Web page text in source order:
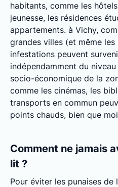
habitants, comme les
jeunesse, les résidences
appartements. à Vichy,
grandes villes (et même
infestations peuvent
indépendamment du
socio-économique de la
comme les cinémas, les
transports en commun
points chauds, bien que
Comment ne jamais
lit ?
Pour éviter les punaises de